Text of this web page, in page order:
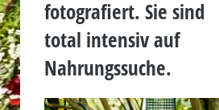
fotografiert. Sie sind
total intensiv auf
Nahrungssuche.